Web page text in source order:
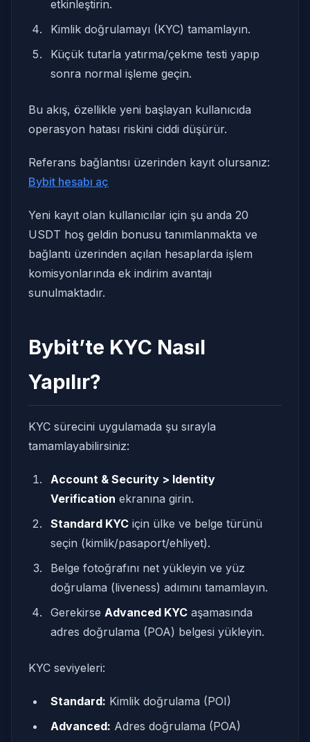
etkinleştirin.
Kimlik doğrulamayı (KYC) tamamlayın.
Küçük tutarla yatırma/çekme testi yapıp
sonra normal işleme geçin.
Bu akış, özellikle yeni başlayan kullanıcıda
operasyon hatası riskini ciddi düşürür.
Referans bağlantısı üzerinden kayıt olursanız:
Bybit hesabı aç
Yeni kayıt olan kullanıcılar için şu anda 20
USDT hoş geldin bonusu tanımlanmakta ve
bağlantı üzerinden açılan hesaplarda işlem
komisyonlarında ek indirim avantajı
sunulmaktadır.
Bybit’te KYC Nasıl
Yapılır?
KYC sürecini uygulamada şu sırayla
tamamlayabilirsiniz:
Account & Security > Identity
Verification ekranına girin.
Standard KYC için ülke ve belge türünü
seçin (kimlik/pasaport/ehliyet).
Belge fotoğrafını net yükleyin ve yüz
doğrulama (liveness) adımını tamamlayın.
Gerekirse Advanced KYC aşamasında
adres doğrulama (POA) belgesi yükleyin.
KYC seviyeleri:
Standard: Kimlik doğrulama (POI)
Advanced: Adres doğrulama (POA)